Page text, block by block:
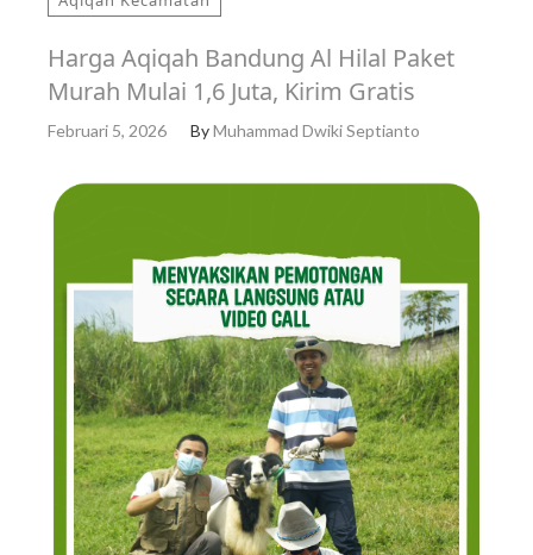
Harga Aqiqah Bandung Al Hilal Paket
Murah Mulai 1,6 Juta, Kirim Gratis
Februari 5, 2026 ByMuhammad Dwiki Septianto